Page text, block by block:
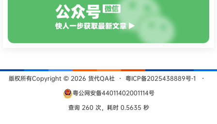
版权所有Copyright © 2026 货代QA社 ・ 粤ICP备2025438889号-1
・
粤公网安备44011402001114号
查询 260 次，耗时 0.5635 秒